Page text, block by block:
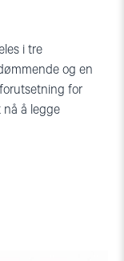
i tre
og en
for
å legge